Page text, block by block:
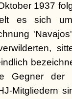
1937
es sich
Gegner
Mitgliedern